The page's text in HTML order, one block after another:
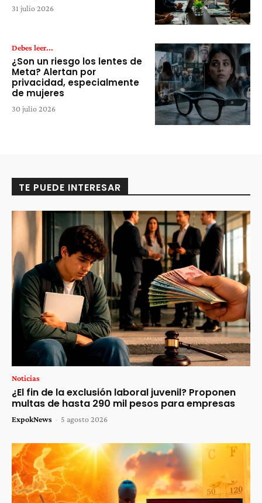
31 julio 2026
Debes leer...
¿Son un riesgo los lentes de
Meta? Alertan por
privacidad, especialmente
de mujeres
30 julio 2026
TE PUEDE INTERESAR
Noticias
¿El fin de la exclusión laboral juvenil? Proponen
multas de hasta 290 mil pesos para empresas
ExpokNews - 5 agosto 2026